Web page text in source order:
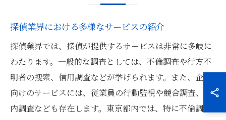
探偵業界における多様なサービスの紹介
探偵業界では、探偵が提供するサービスは非常に多岐に
わたります。一般的な調査としては、不倫調査や行方不
明者の捜索、信用調査などが挙げられます。また、企業
向けのサービスには、従業員の行動監視や競合調査、社
内調査なども存在します。東京都内では、特に不倫調査